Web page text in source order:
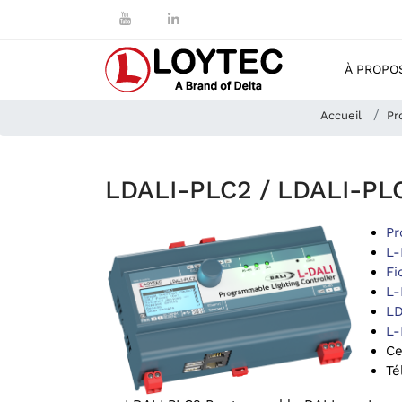
À
Accueil
LDALI-PLC2 / LDALI-